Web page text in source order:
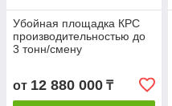
Убойная площадка КРС
производительностью до
3 тонн/смену
от 12 880 000 ₸